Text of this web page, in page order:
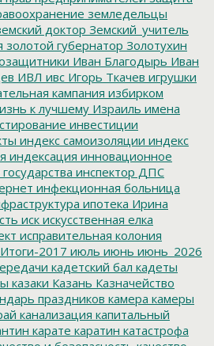
земледельцы
доктор Земский_учитель
золотой губернатор Золотухин
Иван Благодырь Иван
ИВЛ ивс Игорь Ткачев игрушки
кампания избирком
к лучшему Израиль имена
инвестиции
индекс самоизоляции индекс
индексация инновационное
инспектор ДПС
инфекционная больница
ипотека Ирина
иск искусственная елка
исправительная колония
Итоги-2017 июль июнь июнь_2026
кадетский бал кадеты
казаки Казань Казначейство
праздников камера камеры
канализация капитальный
карате каратин катастрофа